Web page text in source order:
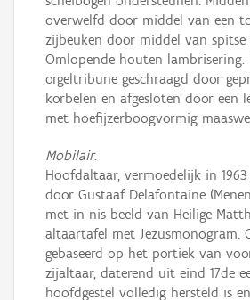
overwelfd door middel van een
zijbeuken door middel van spitse
Omlopende houten lambrisering.
orgeltribune geschraagd door
korbelen en afgesloten door een
met hoefijzerboogvormig
Mobilair.
Hoofdaltaar, vermoedelijk in 1963
door Gustaaf Delafontaine
met in nis beeld van Heilige
altaartafel met Jezusmonogram.
gebaseerd op het portiek van
zijaltaar, daterend uit eind 17de
hoofdgestel volledig hersteld is